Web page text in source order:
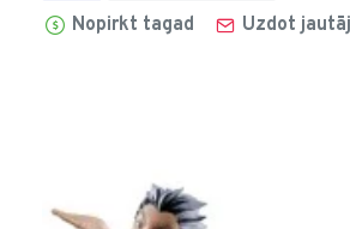
Nopirkt tagad Uzdot